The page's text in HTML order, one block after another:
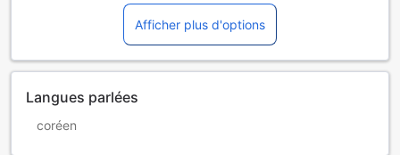
Afficher plus d'options
Langues parlées
coréen